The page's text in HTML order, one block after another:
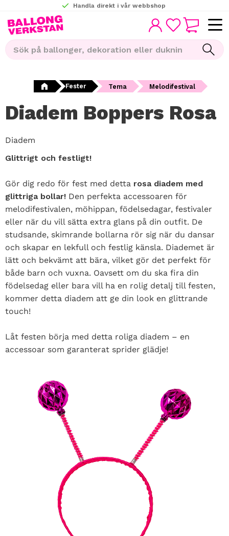
Meny
Handla direkt i vår webbshop
FAVORITER
KUNDVAGN
Fester Tema Melodifestival
Diadem Boppers Rosa
Diadem
Glittrigt och festligt!
Gör dig redo för fest med detta rosa diadem med
glittriga bollar! Den perfekta accessoaren för
melodifestivalen, möhippan, födelsedagar, festivaler
eller när du vill sätta extra glans på din outfit. De
studsande, skimrande bollarna rör sig när du dansar
och skapar en lekfull och festlig känsla. Diademet är
lätt och bekvämt att bära, vilket gör det perfekt för
både barn och vuxna. Oavsett om du ska fira din
födelsedag eller bara vill ha en rolig detalj till festen,
kommer detta diadem att ge din look en glittrande
touch!
Låt festen börja med detta roliga diadem – en
accessoar som garanterat sprider glädje!